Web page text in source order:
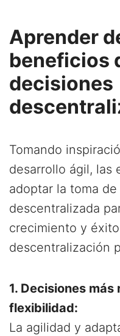
Aprender
beneficios
decisiones
Tomando
desarrollo ágil, las
adoptar la toma
descentralizada
crecimiento y
descentralización
1. Decisiones
flexibilidad:
La agilidad y